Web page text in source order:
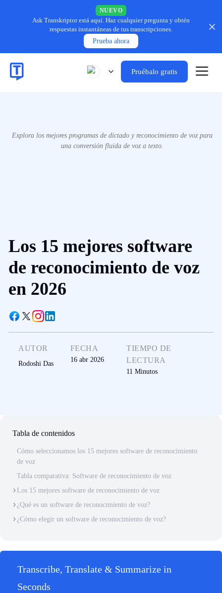
NUEVO
Ask Transkriptor está aquí. Haz cualquier pregunta y obtén
respuestas instantáneas de tus transcripciones.
Prueba ahora
Pruébalo gratis
Explora los mejores programas de dictado y reconocimiento de voz para
una conversión fluida de voz a texto.
Los 15 mejores software
de reconocimiento de voz
en 2026
AUTOR
Rodoshi Das
FECHA
16 abr 2026
TIEMPO DE
LECTURA
11 Minutos
Tabla de contenidos
Cómo seleccionamos los 15 mejores software de reconocimiento
de voz
Tabla comparativa: Software de reconocimiento de voz
Los 15 mejores software de reconocimiento de voz
¿Qué es un software de reconocimiento de voz?
¿Cómo elegir un software de reconocimiento de voz?
Transcribe, Translate & Summarize in
Seconds